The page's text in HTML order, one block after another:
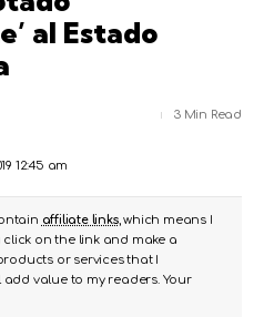
al Estado
12:45 am
3 Min Read
affiliate links, which means I
on the link and make a
or services that I
value to my readers. Your